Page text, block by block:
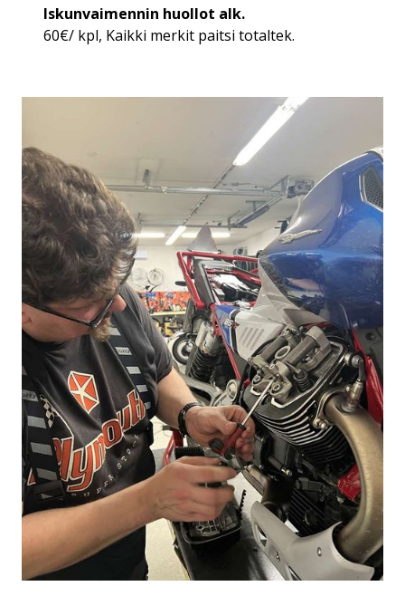
Iskunvaimennin huollot alk.
60€/ kpl, Kaikki merkit paitsi totaltek.